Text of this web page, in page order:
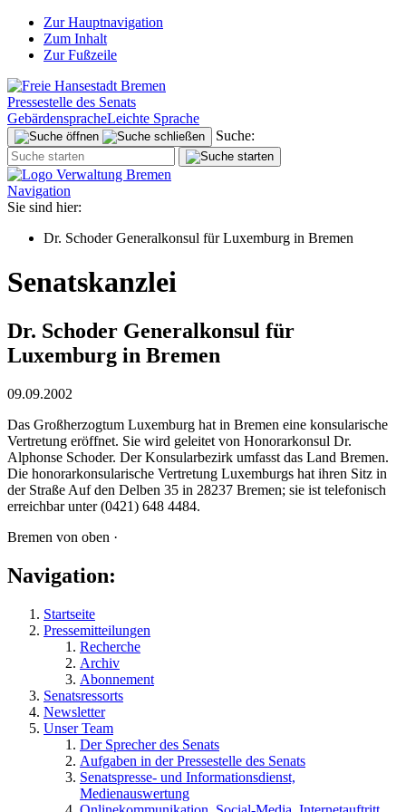
Zur Hauptnavigation
Zum Inhalt
Zur Fußzeile
Pressestelle des Senats
GebärdenspracheLeichte Sprache
Suche:
Navigation
Sie sind hier:
Dr. Schoder Generalkonsul für Luxemburg in Bremen
Senatskanzlei
Dr. Schoder Generalkonsul für
Luxemburg in Bremen
09.09.2002
Das Großherzogtum Luxemburg hat in Bremen eine konsularische
Vertretung eröffnet. Sie wird geleitet von Honorarkonsul Dr.
Alphonse Schoder. Der Konsularbezirk umfasst das Land Bremen.
Die honorarkonsularische Vertretung Luxemburgs hat ihren Sitz in
der Straße Auf den Delben 35 in 28237 Bremen; sie ist telefonisch
erreichbar unter (0421) 648 4484.
Bremen von oben ·
Navigation:
Startseite
Pressemitteilungen
Recherche
Archiv
Abonnement
Senatsressorts
Newsletter
Unser Team
Der Sprecher des Senats
Aufgaben in der Pressestelle des Senats
Senatspresse- und Informationsdienst,
Medienauswertung